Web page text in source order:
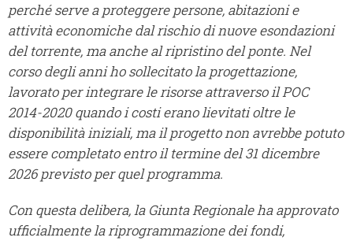
perché serve a proteggere persone, abitazioni e
attività economiche dal rischio di nuove esondazioni
del torrente, ma anche al ripristino del ponte. Nel
corso degli anni ho sollecitato la progettazione,
lavorato per integrare le risorse attraverso il POC
2014-2020 quando i costi erano lievitati oltre le
disponibilità iniziali, ma il progetto non avrebbe potuto
essere completato entro il termine del 31 dicembre
2026 previsto per quel programma.
Con questa delibera, la Giunta Regionale ha approvato
ufficialmente la riprogrammazione dei fondi,